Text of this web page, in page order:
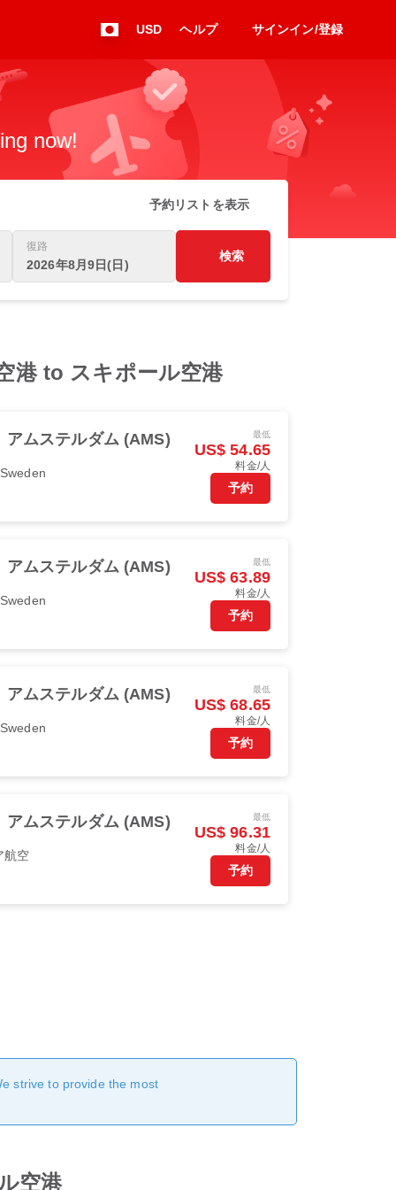
USD ヘルプ サインイン/登録
now!
予約リストを表示
復路
2026年8月9日(日)
検索
港 to スキポール空港
アムステルダム (AMS) 最低
US$ 54.65
料金/人
予約
アムステルダム (AMS) 最低
US$ 63.89
料金/人
予約
アムステルダム (AMS) 最低
US$ 68.65
料金/人
予約
アムステルダム (AMS)
航空
最低
US$ 96.31
料金/人
予約
strive to provide the most
空港